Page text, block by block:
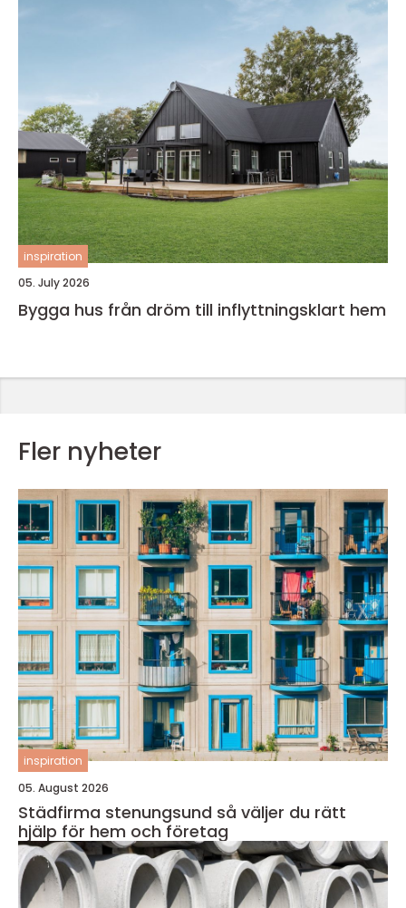
inspiration
05. July 2026
Bygga hus från dröm till inflyttningsklart hem
Fler nyheter
inspiration
05. August 2026
Städfirma stenungsund så väljer du rätt
hjälp för hem och företag